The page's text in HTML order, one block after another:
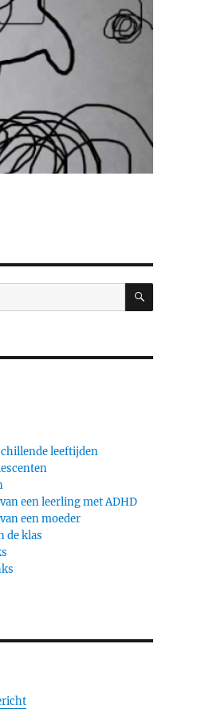
ZOEKEN
leeftijden
een leerling met ADHD
een moeder
de klas